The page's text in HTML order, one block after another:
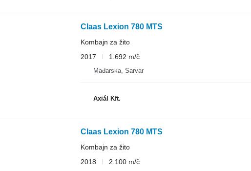
Claas Lexion 780 MTS
Kombajn za žito
2017
1.692 m/č
Mađarska, Sarvar
Axiál Kft.
Claas Lexion 780 MTS
Kombajn za žito
2018
2.100 m/č